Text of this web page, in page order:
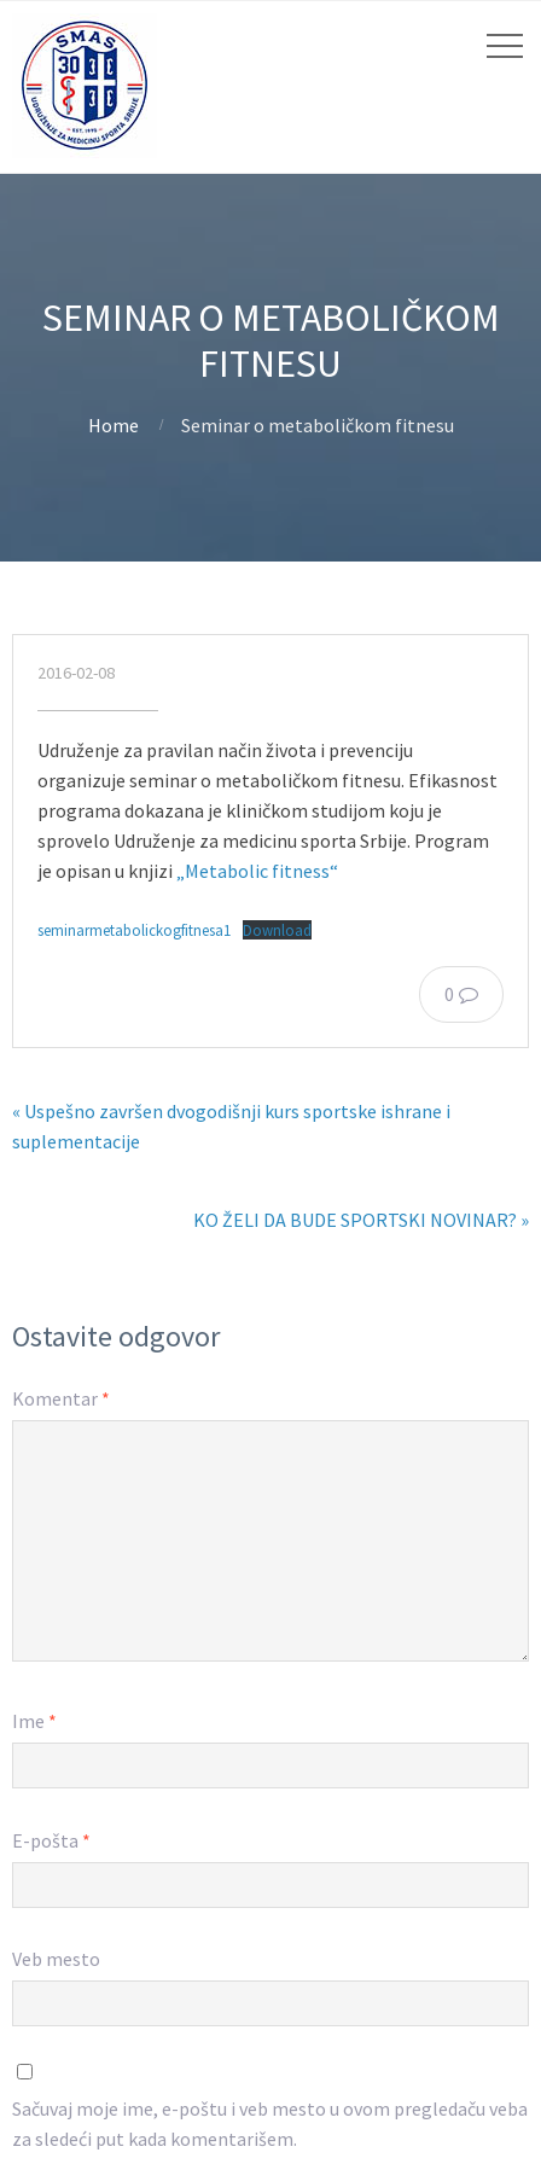
SEMINAR O METABOLIČKOM
FITNESU
Home Seminar o metaboličkom fitnesu
2016-02-08
Udruženje za pravilan način života i prevenciju
organizuje seminar o metaboličkom fitnesu. Efikasnost
programa dokazana je kliničkom studijom koju je
sprovelo Udruženje za medicinu sporta Srbije. Program
je opisan u knjizi „Metabolic fitness“
seminarmetabolickogfitnesa1 Download
0
« Uspešno završen dvogodišnji kurs sportske ishrane i
suplementacije
KO ŽELI DA BUDE SPORTSKI NOVINAR? »
Ostavite odgovor
Komentar *
Ime *
E-pošta *
Veb mesto
Sačuvaj moje ime, e-poštu i veb mesto u ovom pregledaču veba
za sledeći put kada komentarišem.